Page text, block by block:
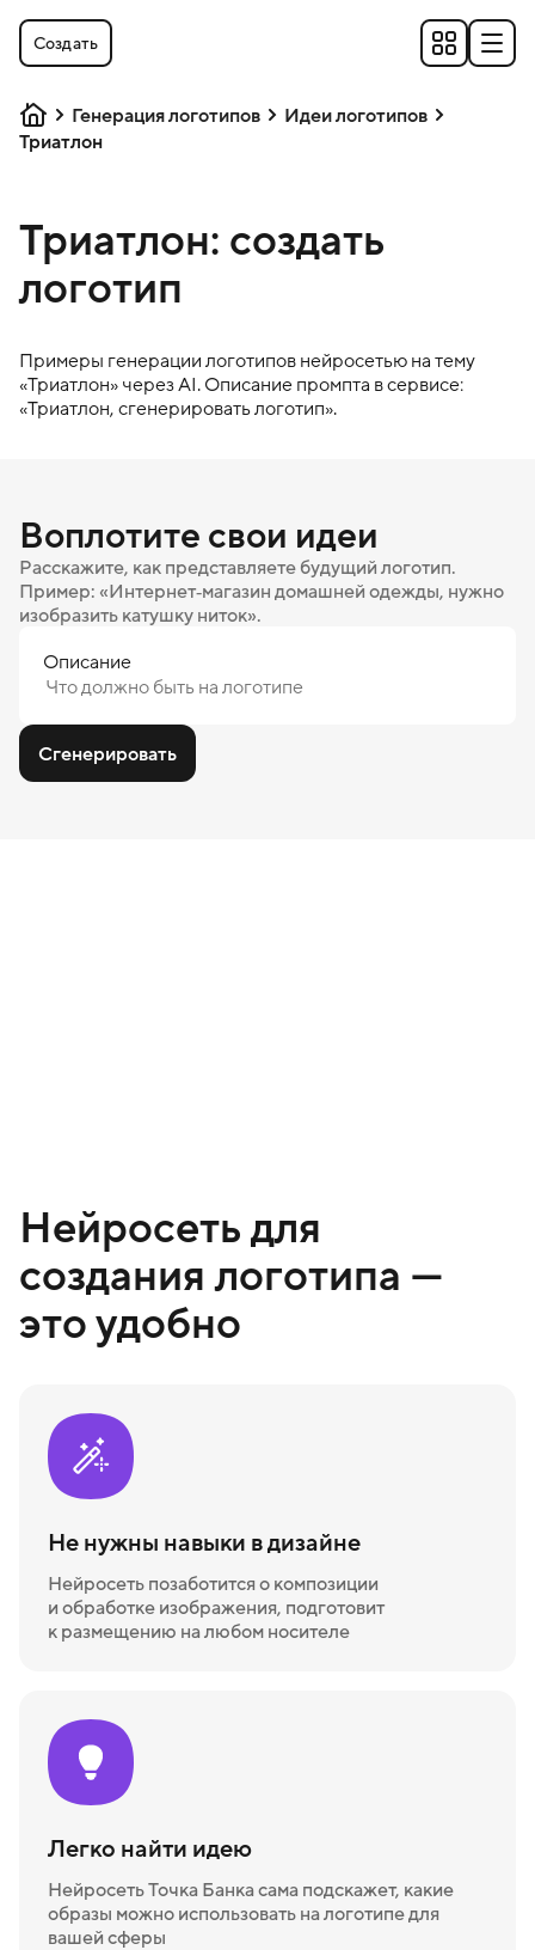
Создать
Генерация логотипов
Идеи логотипов
Триатлон
Триатлон: создать
логотип
Примеры генерации логотипов нейросетью на тему
«Триатлон» через AI. Описание промпта в сервисе:
«Триатлон, сгенерировать логотип».
Воплотите свои идеи
Расскажите, как представляете будущий логотип.
Пример: «Интернет‑магазин домашней одежды, нужно
изобразить катушку ниток».
Описание
Сгенерировать
Нейросеть для
создания логотипа —
это удобно
Не нужны навыки в дизайне
Нейросеть позаботится о композиции
и обработке изображения, подготовит
к размещению на любом носителе
Легко найти идею
Нейросеть Точка Банка сама подскажет, какие
образы можно использовать на логотипе для
вашей сферы